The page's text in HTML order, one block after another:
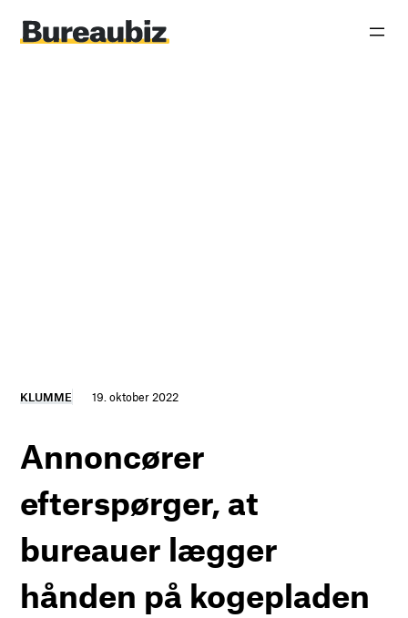
indhold
KLUMME 19. oktober 2022
Annoncører
efterspørger, at
bureauer lægger
hånden på kogepladen